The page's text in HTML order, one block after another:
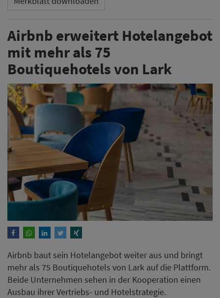
Airbnb erweitert Hotelangebot
mit mehr als 75
Boutiquehotels von Lark
Airbnb baut sein Hotelangebot weiter aus und bringt
mehr als 75 Boutiquehotels von Lark auf die Plattform.
Beide Unternehmen sehen in der Kooperation einen
Ausbau ihrer Vertriebs- und Hotelstrategie.